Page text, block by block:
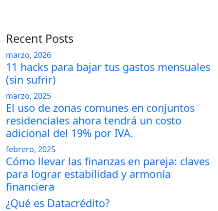
Recent Posts
marzo, 2026
11 hacks para bajar tus gastos mensuales
(sin sufrir)
marzo, 2025
El uso de zonas comunes en conjuntos
residenciales ahora tendrá un costo
adicional del 19% por IVA.
febrero, 2025
Cómo llevar las finanzas en pareja: claves
para lograr estabilidad y armonía
financiera
¿Qué es Datacrédito?